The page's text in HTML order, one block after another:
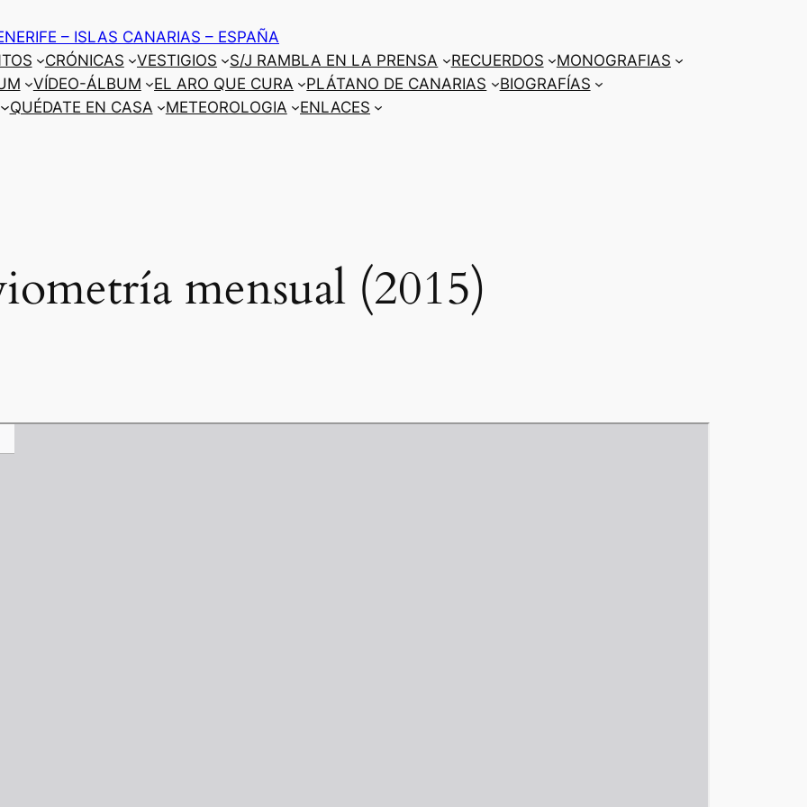
– ISLAS CANARIAS – ESPAÑA
CRÓNICAS VESTIGIOS S/J RAMBLA EN LA PRENSA RECUERDOS
MONOGRAFIAS
VÍDEO-ÁLBUM EL ARO QUE CURA PLÁTANO DE CANARIAS
BIOGRAFÍAS
QUÉDATE EN CASA METEOROLOGIA ENLACES
mensual (2015)